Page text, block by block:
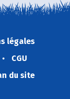
légales
CGU
du site